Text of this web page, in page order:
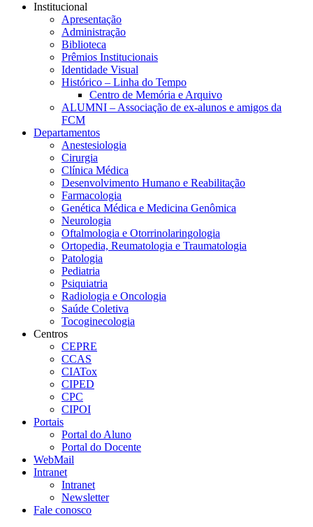
Institucional
Apresentação
Administração
Biblioteca
Prêmios Institucionais
Identidade Visual
Histórico – Linha do Tempo
Centro de Memória e Arquivo
ALUMNI – Associação de ex-alunos e amigos da
FCM
Departamentos
Anestesiologia
Cirurgia
Clínica Médica
Desenvolvimento Humano e Reabilitação
Farmacologia
Genética Médica e Medicina Genômica
Neurologia
Oftalmologia e Otorrinolaringologia
Ortopedia, Reumatologia e Traumatologia
Patologia
Pediatria
Psiquiatria
Radiologia e Oncologia
Saúde Coletiva
Tocoginecologia
Centros
CEPRE
CCAS
CIATox
CIPED
CPC
CIPOI
Portais
Portal do Aluno
Portal do Docente
WebMail
Intranet
Intranet
Newsletter
Fale conosco